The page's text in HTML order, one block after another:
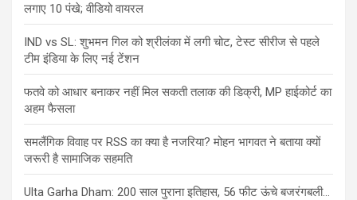
लगाए 10 पंखे; वीडियो वायरल
IND vs SL: शुभमन गिल को श्रीलंका में लगी चोट, टेस्ट सीरीज से पहले
टीम इंडिया के लिए नई टेंशन
फतवे को आधार बनाकर नहीं मिल सकती तलाक की डिक्री, MP हाईकोर्ट का
अहम फैसला
समलैंगिक विवाह पर RSS का क्या है नजरिया? मोहन भागवत ने बताया क्यों
जरूरी है सामाजिक सहमति
Ulta Garha Dham: 200 साल पुराना इतिहास, 56 फीट ऊंचे बजरंगबली…